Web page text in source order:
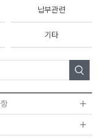
납부관련
기타